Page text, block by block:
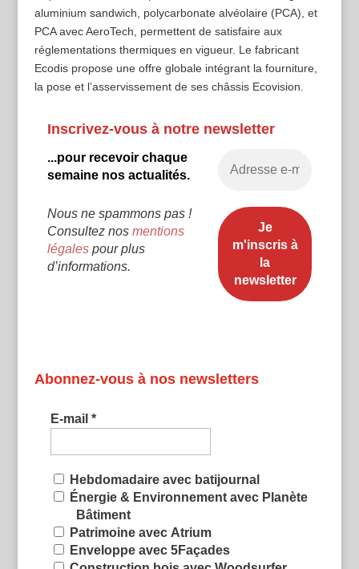
aluminium sandwich, polycarbonate alvéolaire (PCA), et
PCA avec AeroTech, permettent de satisfaire aux
réglementations thermiques en vigueur. Le fabricant
Ecodis propose une offre globale intégrant la fourniture,
la pose et l’asservissement de ses châssis Ecovision.
Inscrivez-vous à notre newsletter
...pour recevoir chaque
semaine nos actualités.
Nous ne spammons pas !
Consultez nos mentions
légalespour plus
d’informations.
Abonnez-vous à nos newsletters
E-mail *
Hebdomadaire avec batijournal
Énergie & Environnement avec Planète
Bâtiment
Patrimoine avec Atrium
Enveloppe avec 5Façades